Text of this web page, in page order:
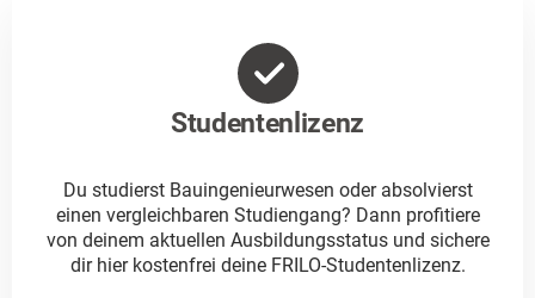
Studentenlizenz
Du studierst Bauingenieurwesen oder absolvierst
einen vergleichbaren Studiengang? Dann profitiere
von deinem aktuellen Ausbildungsstatus und sichere
dir hier kostenfrei deine FRILO-Studentenlizenz.